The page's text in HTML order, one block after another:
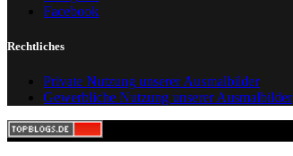
Facebook
Rechtliches
Private Nutzung unserer Ausmalbilder
Gewerbliche Nutzung unserer Ausmalbilder